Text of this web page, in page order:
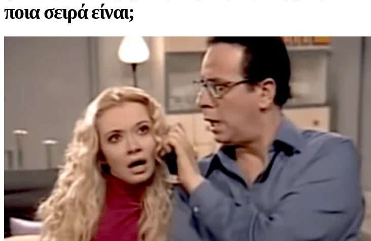
ποια σειρά είναι;